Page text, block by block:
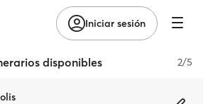
Iniciar sesión
disponibles 2/5